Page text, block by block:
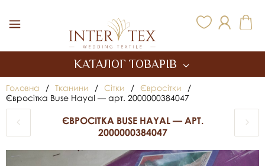
КАТАЛОГ ТОВАРІВ
Головна / Тканини / Сітки / Євросітки
/
Євросітка Buse Hayal — арт. 2000000384047
ЄВРОСІТКА BUSE HAYAL — АРТ.
2000000384047